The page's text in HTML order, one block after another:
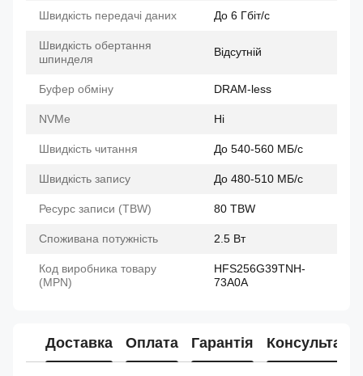
Швидкість передачі даних До 6 Гбіт/с
Швидкість обертання
шпинделя
Відсутній
Буфер обміну DRAM-less
NVMe Ні
Швидкість читання До 540-560 МБ/с
Швидкість запису До 480-510 МБ/с
Ресурс записи (TBW) 80 TBW
Споживана потужність 2.5 Вт
Код виробника товару
(MPN)
HFS256G39TNH-
73A0A
Доставка Оплата Гарантія Консультація